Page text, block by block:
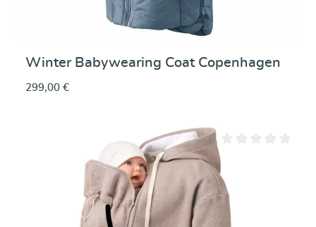
Winter Babywearing Coat Copenhagen
299,00 €